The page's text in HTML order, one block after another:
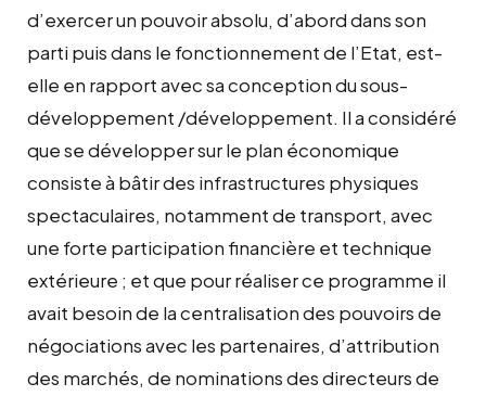
d’exercer un pouvoir absolu, d’abord dans son
parti puis dans le fonctionnement de l’Etat, est-
elle en rapport avec sa conception du sous-
développement /développement. Il a considéré
que se développer sur le plan économique
consiste à bâtir des infrastructures physiques
spectaculaires, notamment de transport, avec
une forte participation financière et technique
extérieure ; et que pour réaliser ce programme il
avait besoin de la centralisation des pouvoirs de
négociations avec les partenaires, d’attribution
des marchés, de nominations des directeurs de